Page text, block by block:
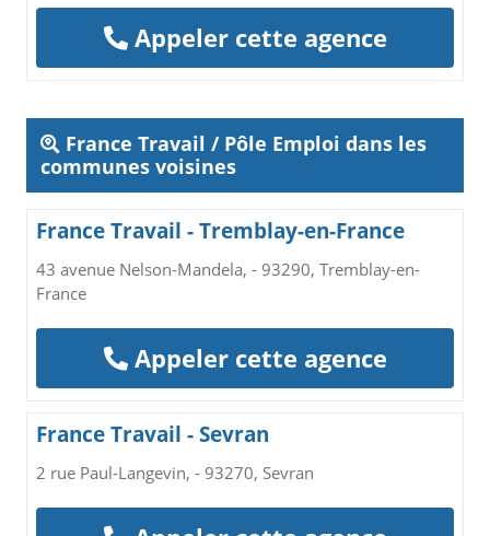
Appeler cette agence
France Travail / Pôle Emploi dans les
communes voisines
France Travail - Tremblay-en-France
43 avenue Nelson-Mandela, - 93290, Tremblay-en-
France
Appeler cette agence
France Travail - Sevran
2 rue Paul-Langevin, - 93270, Sevran